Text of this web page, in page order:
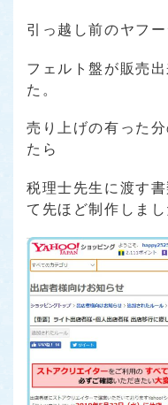
引っ越し前のヤフ
フェルト盤が販売
た。
売り上げの有った
たら
税理士先生に渡す
て先ほど制作しま